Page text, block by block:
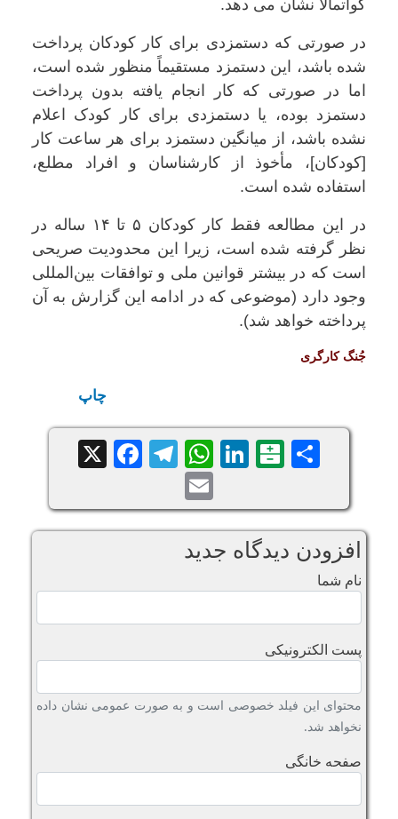
گواتمالا نشان می دهد.
در صورتی که دستمزدی برای کار کودکان پرداخت
شده باشد، این دستمزد مستقیماً منظور شده است،
اما در صورتی که کار انجام یافته بدون پرداخت
دستمزد بوده، یا دستمزدی برای کار کودک اعلام
نشده باشد، از میانگین دستمزد برای هر ساعت کار
[کودکان]، مأخوذ از کارشناسان و افراد مطلع،
استفاده شده است.
در این مطالعه فقط کار کودکان ۵ تا ۱۴ ساله در
نظر گرفته شده است، زیرا این محدودیت صریحی
است که در بیشتر قوانین ملی و توافقات بین‌المللی
وجود دارد (موضوعی که در ادامه این گزارش به آن
پرداخته خواهد شد).
جُنگ کارگری
چاپ
Share
Balatarin
LinkedIn
WhatsApp
Telegram
Facebook
X
Email
افزودن دیدگاه جدید
نام شما
پست الکترونیکی
محتوای این فیلد خصوصی است و به صورت عمومی نشان داده
نخواهد شد.
صفحه خانگی